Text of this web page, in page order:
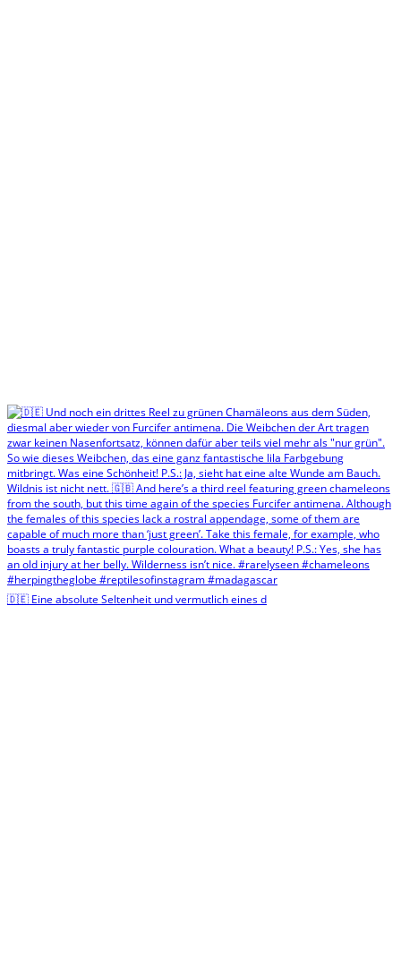
🇩🇪 Eine absolute Seltenheit und vermutlich eines d